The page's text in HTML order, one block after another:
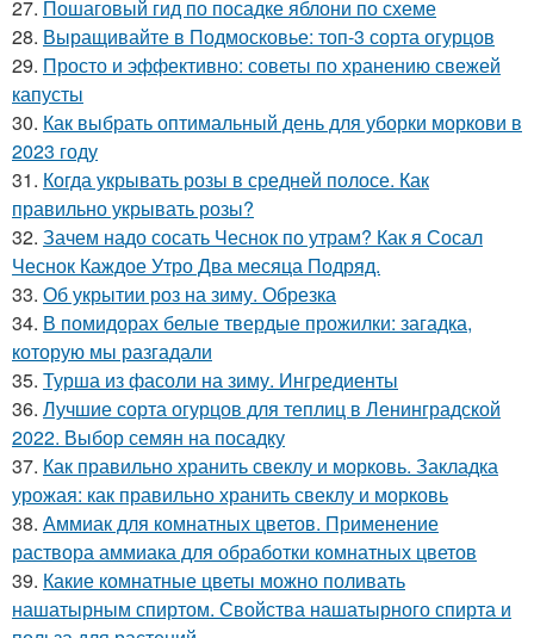
27. Пошаговый гид по посадке яблони по схеме
28. Выращивайте в Подмосковье: топ-3 сорта огурцов
29. Просто и эффективно: советы по хранению свежей
капусты
30. Как выбрать оптимальный день для уборки моркови в
2023 году
31. Когда укрывать розы в средней полосе. Как
правильно укрывать розы?
32. Зачем надо сосать Чеснок по утрам? Как я Сосал
Чеснок Каждое Утро Два месяца Подряд.
33. Об укрытии роз на зиму. Обрезка
34. В помидорах белые твердые прожилки: загадка,
которую мы разгадали
35. Турша из фасоли на зиму. Ингредиенты
36. Лучшие сорта огурцов для теплиц в Ленинградской
2022. Выбор семян на посадку
37. Как правильно хранить свеклу и морковь. Закладка
урожая: как правильно хранить свеклу и морковь
38. Аммиак для комнатных цветов. Применение
раствора аммиака для обработки комнатных цветов
39. Какие комнатные цветы можно поливать
нашатырным спиртом. Свойства нашатырного спирта и